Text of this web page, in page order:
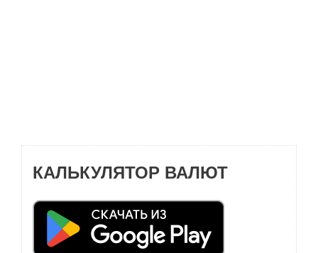
КАЛЬКУЛЯТОР ВАЛЮТ